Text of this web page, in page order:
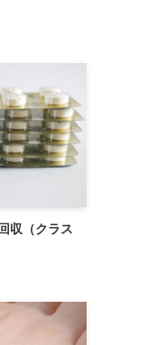
収（クラス